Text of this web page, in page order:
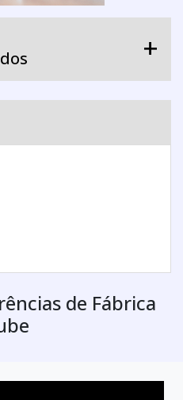
de Fábrica